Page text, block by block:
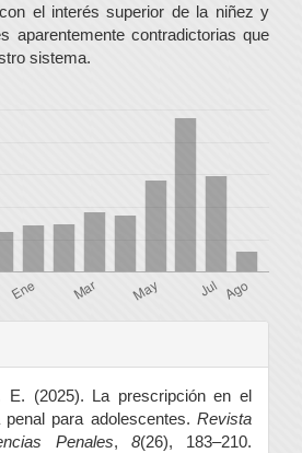
el interés superior de la niñez y
aparentemente contradictorias que
sistema.
E. (2025). La prescripción en el
para adolescentes. Revista
Penales, 8(26), 183–210.